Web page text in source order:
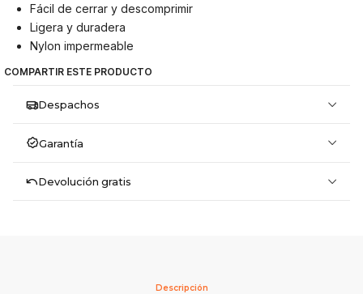
Fácil de cerrar y descomprimir
Ligera y duradera
Nylon impermeable
COMPARTIR ESTE PRODUCTO
Despachos
Garantía
Devolución gratis
Descripción